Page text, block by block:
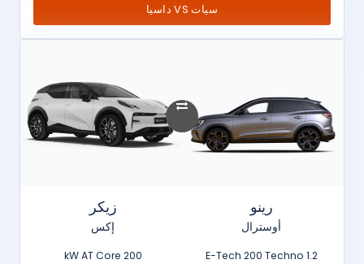
سيات VS داسيا
رينو
أوسترال
1.2 E-Tech 200 Techno
زيكر
إكس
200 kW AT Core